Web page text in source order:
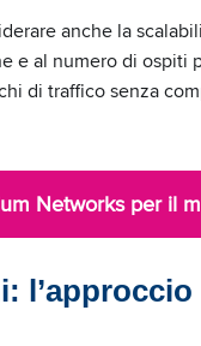
anche la
e al numero di ospiti
di traffico senza
Networks per il